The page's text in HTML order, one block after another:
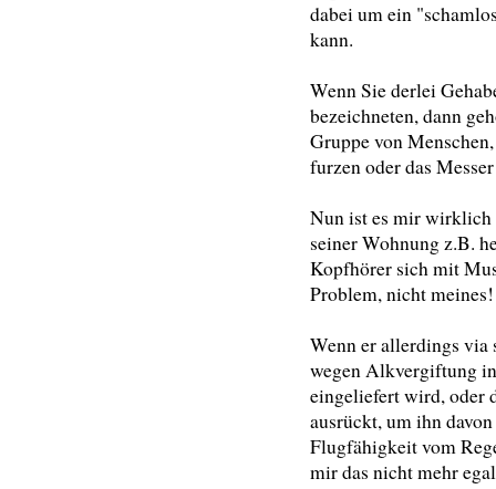
dabei um ein
kann.
Wenn Sie derlei
bezeichneten, dann
Gruppe von
furzen oder das
Nun ist es mir wirklich
seiner Wohnung z.B.
Kopfhörer sich mit
Problem, nicht meines!
Wenn er allerdings via
wegen Alkvergiftung
eingeliefert wird, oder
ausrückt, um ihn
Flugfähigkeit vom
mir das nicht mehr